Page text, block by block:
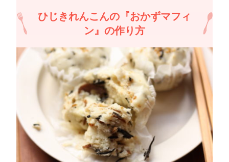
ひじきれんこんの『おかずマフィ
ン』の作り方